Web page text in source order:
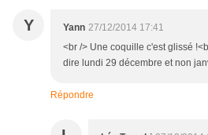
Y Yann 27/12/2014 17:41
<br /> Une coquille c'est glissé
dire lundi 29 décembre et non
Répondre